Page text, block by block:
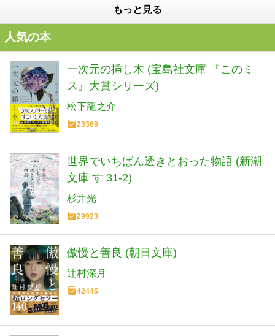
もっと見る
人気の本
一次元の挿し木 (宝島社文庫 『このミ
ス』大賞シリーズ)
松下龍之介
23369
世界でいちばん透きとおった物語 (新潮
文庫 す 31-2)
杉井光
29923
傲慢と善良 (朝日文庫)
辻村深月
42445